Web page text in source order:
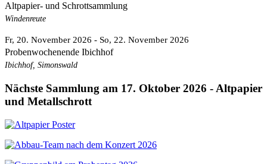
Altpapier- und Schrottsammlung
Windenreute
Fr, 20. November 2026 - So, 22. November 2026
Probenwochenende Ibichhof
Ibichhof, Simonswald
Nächste Sammlung am 17. Oktober 2026 - Altpapier
und Metallschrott